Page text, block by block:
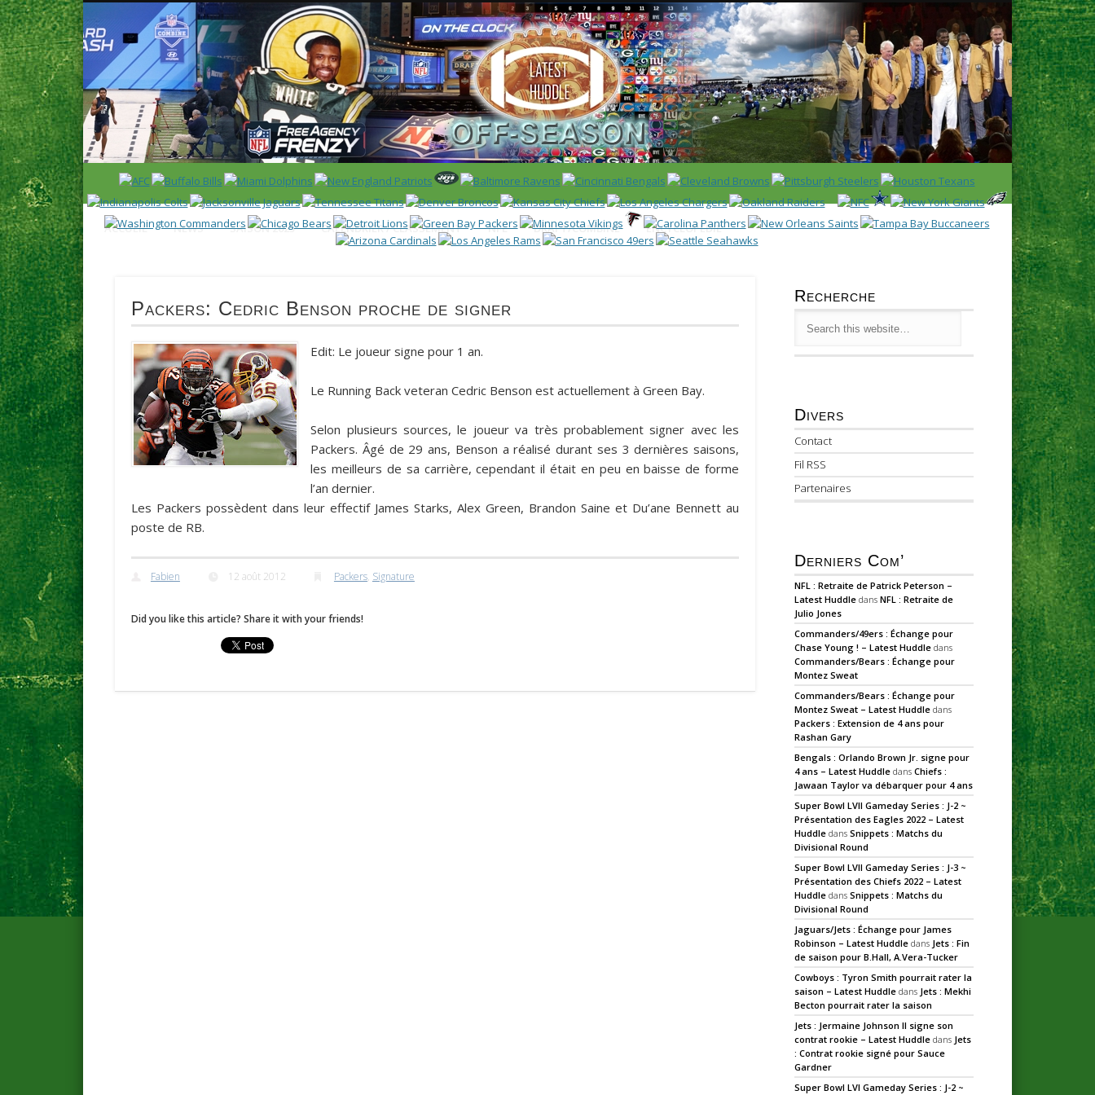
Latest
News en français sur la NFL et le Football Américain (Foot US)
ACCUEIL NEWS SAISON 2025 CALENDRIER / CLASSEMENT NFL DRAFT/COMBINE ENCYCLOPÉDIE
Packers: Cedric Benson proche de signer
Edit: Le joueur signe pour 1 an.
Le Running Back veteranCedric Benson est actuellement à Green Bay.
Selon plusieurs sources, le joueur va très probablement signer avec les
Packers. Âgé de 29 ans, Benson a réalisé durant ses 3 dernières saisons,
les meilleurs de sa carrière, cependant il était en peu en baisse de forme
l’an dernier.
Les Packers possèdent dans leur effectif James Starks,Alex Green, Brandon Saine et Du’ane Bennett au
poste de RB.
Fabien 12 août 2012 Packers, Signature
Did you like this article? Share it with your friends!
Recherche
Divers
Contact
Fil RSS
Partenaires
Derniers Com’
NFL : Retraite de Patrick Peterson –
Latest Huddle dansNFL : Retraite de
Julio Jones
Commanders/49ers : Échange pour
Chase Young ! – Latest Huddle dans
Commanders/Bears : Échange pour
Montez Sweat
Commanders/Bears : Échange pour
Montez Sweat – Latest Huddle dans
Packers : Extension de 4 ans pour
Rashan Gary
Bengals : Orlando Brown Jr. signe pour
4 ans – Latest Huddle dansChiefs :
Jawaan Taylor va débarquer pour 4 ans
Super Bowl LVII Gameday Series : J-2 ~
Présentation des Eagles 2022 – Latest
Huddle dansSnippets : Matchs du
Divisional Round
Super Bowl LVII Gameday Series : J-3 ~
Présentation des Chiefs 2022 – Latest
Huddle dansSnippets : Matchs du
Divisional Round
Jaguars/Jets : Échange pour James
Robinson – Latest Huddle dans Jets : Fin
de saison pour B.Hall, A.Vera-Tucker
Cowboys : Tyron Smith pourrait rater la
saison – Latest Huddle dans Jets : Mekhi
Becton pourrait rater la saison
Jets : Jermaine Johnson II signe son
contrat rookie – Latest Huddle dans Jets
: Contrat rookie signé pour Sauce
Gardner
Super Bowl LVI Gameday Series : J-2 ~